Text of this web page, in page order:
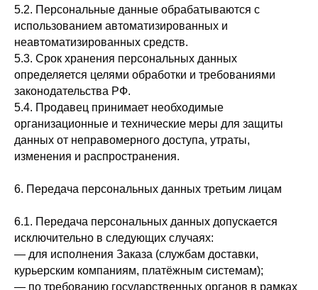
5.2. Персональные данные обрабатываются с
использованием автоматизированных и
неавтоматизированных средств.
5.3. Срок хранения персональных данных
определяется целями обработки и требованиями
законодательства РФ.
5.4. Продавец принимает необходимые
организационные и технические меры для защиты
данных от неправомерного доступа, утраты,
изменения и распространения.
6. Передача персональных данных третьим лицам
6.1. Передача персональных данных допускается
исключительно в следующих случаях:
— для исполнения Заказа (службам доставки,
курьерским компаниям, платёжным системам);
— по требованию государственных органов в рамках